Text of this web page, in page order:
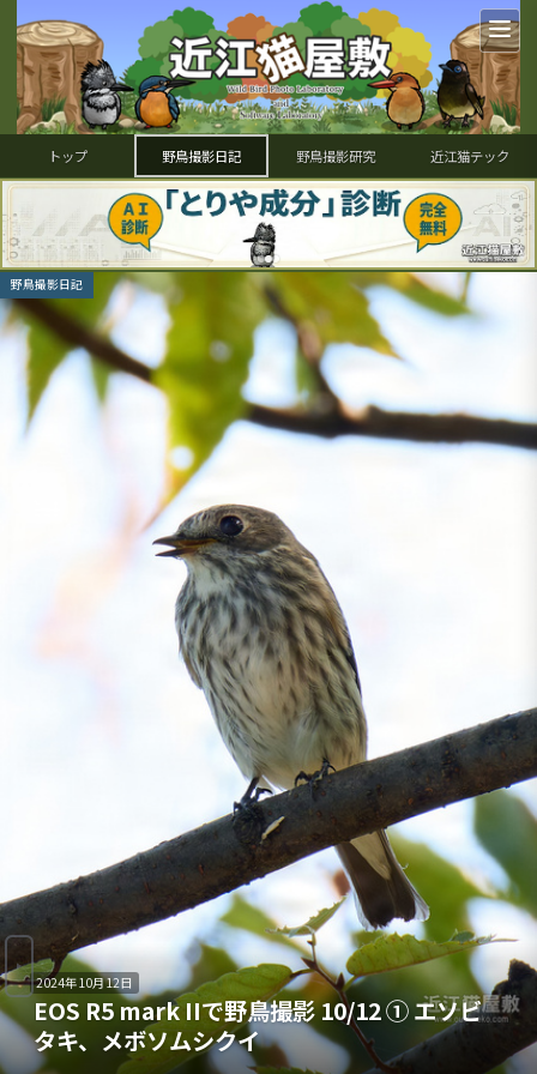
トップ 野鳥撮影日記 野鳥撮影研究 近江猫テック
野鳥撮影日記
2024年10月12日
EOS R5 mark IIで野鳥撮影 10/12 ① エソビ
タキ、メボソムシクイ